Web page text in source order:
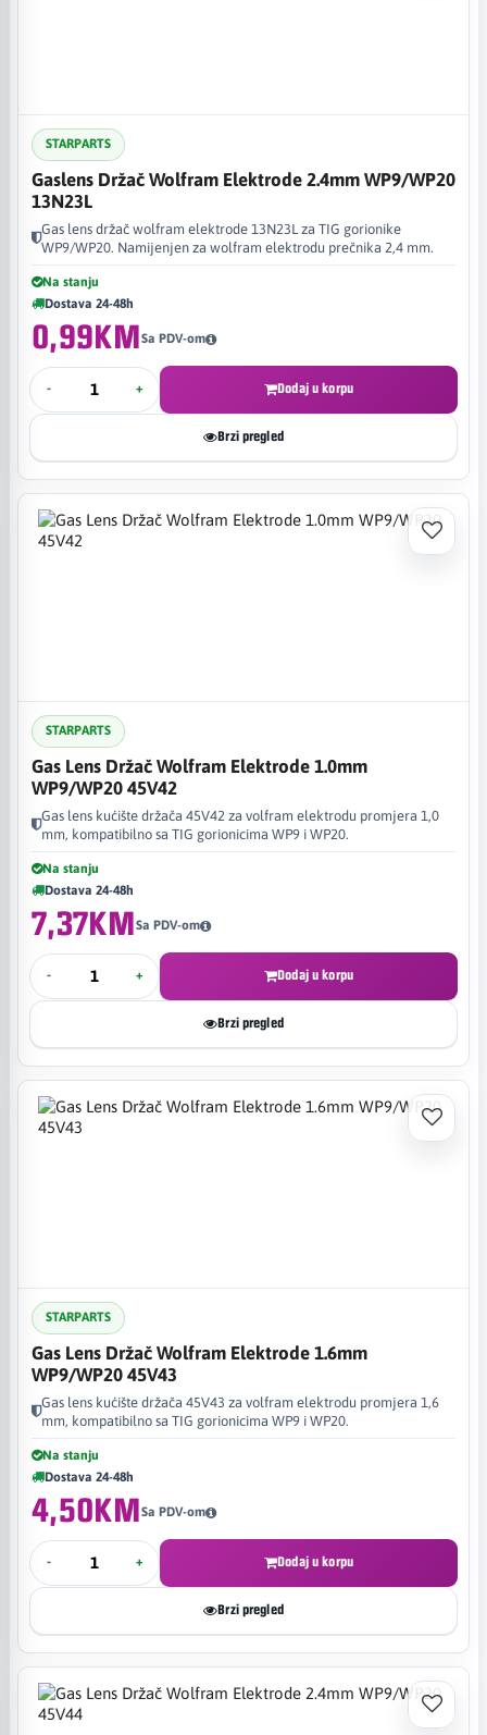
STARPARTS
Gaslens Držač Wolfram Elektrode 2.4mm WP9/WP20
13N23L
Gas lens držač wolfram elektrode 13N23L za TIG gorionike
WP9/WP20. Namijenjen za wolfram elektrodu prečnika 2,4 mm.
Na stanju
Dostava 24-48h
0,99KMSa PDV-om
- + Dodaj u korpu
Brzi pregled
STARPARTS
Gas Lens Držač Wolfram Elektrode 1.0mm
WP9/WP20 45V42
Gas lens kućište držača 45V42 za volfram elektrodu promjera 1,0
mm, kompatibilno sa TIG gorionicima WP9 i WP20.
Na stanju
Dostava 24-48h
7,37KMSa PDV-om
- + Dodaj u korpu
Brzi pregled
STARPARTS
Gas Lens Držač Wolfram Elektrode 1.6mm
WP9/WP20 45V43
Gas lens kućište držača 45V43 za volfram elektrodu promjera 1,6
mm, kompatibilno sa TIG gorionicima WP9 i WP20.
Na stanju
Dostava 24-48h
4,50KMSa PDV-om
- + Dodaj u korpu
Brzi pregled